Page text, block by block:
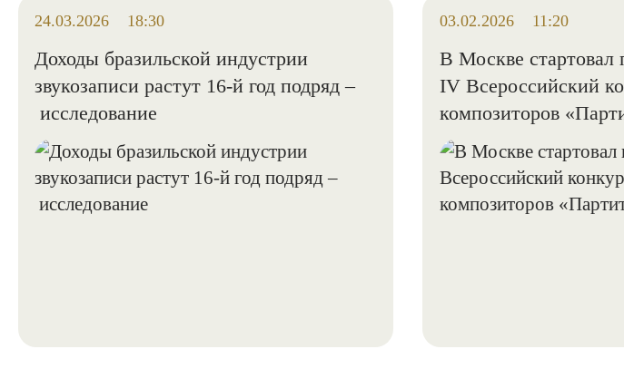
24.03.2026 18:30
Доходы бразильской индустрии
звукозаписи растут 16-й год подряд –
исследование
03.02.2026 11:20
В Москве стартовал
IV Всероссийский
композиторов